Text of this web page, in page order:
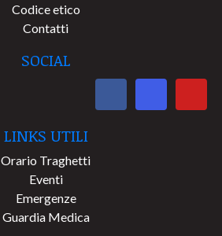
Codice etico
Contatti
SOCIAL
LINKS UTILI
Orario Traghetti
Eventi
Emergenze
Guardia Medica